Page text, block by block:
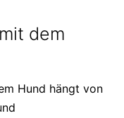
dem
Hund hängt von